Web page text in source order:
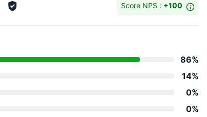
Score NPS : +100
86%
14%
0%
0%